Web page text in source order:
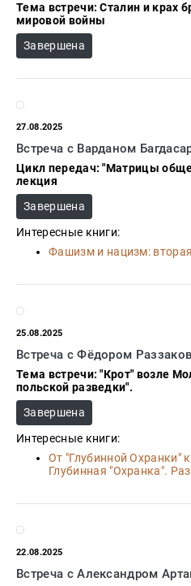
Тема встречи: Сталин и крах
мировой войны
Завершена
27.08.2025
Встреча с Варданом
Цикл передач: "Матрицы
лекция
Завершена
Интересные книги:
Фашизм и нацизм:
25.08.2025
Встреча с Фёдором
Тема встречи: "Крот" возле
польской разведки".
Завершена
Интересные книги:
От "Глубинной Охранки"
Глубинная "Охранка".
22.08.2025
Встреча с Александром
Образ
жизни
Философия
Конспирология
Политика
Религия
Туризм
Разное
и
здоровье
Оптовикам
Авторам
Контакты
Мероприятия
350-17-